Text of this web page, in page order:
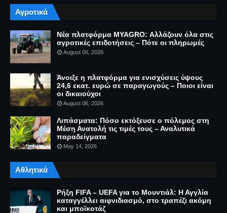
Αγροτικά
Νέα πλατφόρμα MYAGRO: Αλλάζουν όλα στις
αγροτικές επιδοτήσεις – Πότε οι πληρωμές
August 06, 2026
Άνοιξε η πλατφόρμα για ενισχύσεις ύψους
24,6 εκατ. ευρώ σε παραγωγούς – Ποιοι είναι
οι δικαιούχοι
August 06, 2026
Λιπάσματα: Πόσο εκτόξευσε ο πόλεμος στη
Μέση Ανατολή τις τιμές τους – Αναλυτικά
παραδείγματα
May 14, 2026
Αθλητικά
Ρήξη FIFA – UEFA για το Μουντιάλ: Η Αγγλία
καταγγέλλει αιφνιδιασμό, στο τραπέζι ακόμη
και μποϊκοτάζ